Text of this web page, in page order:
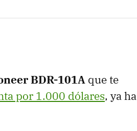
BDR-101A que te
por 1.000 dólares, ya ha